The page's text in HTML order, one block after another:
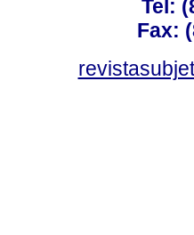
Tel:
Fax: